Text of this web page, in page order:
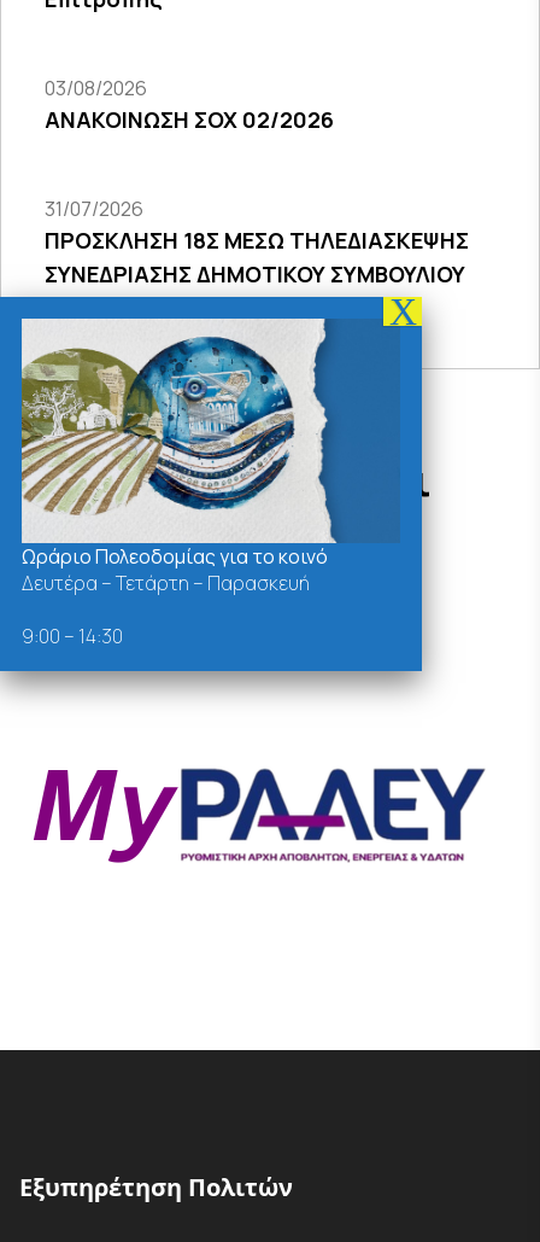
03/08/2026
ΑΝΑΚΟΙΝΩΣΗ ΣΟΧ 02/2026
31/07/2026
ΠΡΟΣΚΛΗΣΗ 18Σ ΜΕΣΩ ΤΗΛΕΔΙΑΣΚΕΨΗΣ
ΣΥΝΕΔΡΙΑΣΗΣ ΔΗΜΟΤΙΚΟΥ ΣΥΜΒΟΥΛΙΟΥ
Δράσεις - Χρήσιμοι
Σύνδεσμοι
Εξυπηρέτηση Πολιτών
Ωράριο Πολεοδομίας για το κοινό
Δευτέρα – Τετάρτη – Παρασκευή
9:00 – 14:30